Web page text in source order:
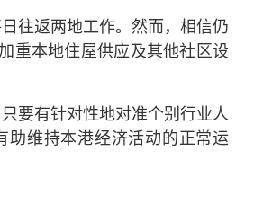
往返两地工作。然而，相信仍
重本地住屋供应及其他社区设
要有针对性地对准个别行业人
助维持本港经济活动的正常运